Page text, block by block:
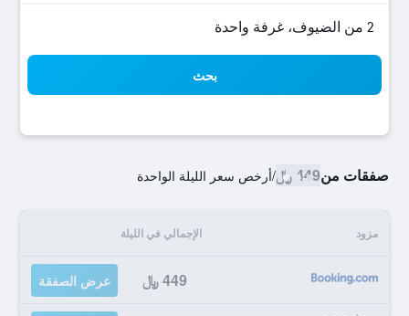
2 من الضيوف، غرفة واحدة
بحث
صفقات من449 ﷼ /أرخص سعر الليلة الواحدة
مزود الإجمالي في الليلة
449 ﷼ عرض الصفقة